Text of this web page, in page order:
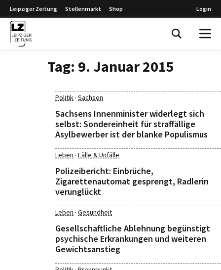
Leipziger Zeitung Stellenmarkt Shop Login
Tag: 9. Januar 2015
Politik· Sachsen
Sachsens Innenminister widerlegt sich
selbst: Sondereinheit für straffällige
Asylbewerber ist der blanke Populismus
Leben · Fälle & Unfälle
Polizeibericht: Einbrüche,
Zigarettenautomat gesprengt, Radlerin
verunglückt
Leben · Gesundheit
Gesellschaftliche Ablehnung begünstigt
psychische Erkrankungen und weiteren
Gewichtsanstieg